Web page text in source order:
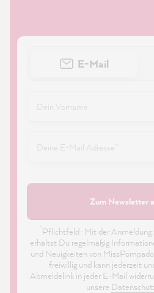
E-Mail
Zum Newsletter
Pflichtfeld · Mit der
erhältst Du regelmäßig
und Neuigkeiten von
freiwillig und kann jederzeit
Abmeldelink in jeder E-Mail
unsere